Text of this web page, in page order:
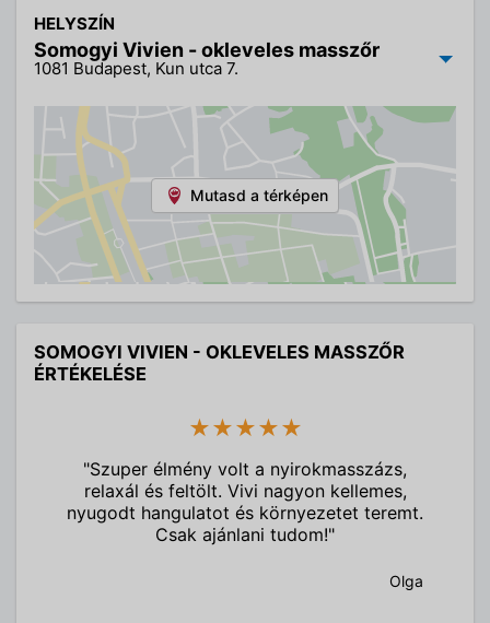
HELYSZÍN
Somogyi Vivien - okleveles masszőr
1081 Budapest, Kun utca 7.
Mutasd a térképen
SOMOGYI VIVIEN - OKLEVELES MASSZŐR
ÉRTÉKELÉSE
★★★★★
"Szuper élmény volt a nyirokmasszázs,
relaxál és feltölt. Vivi nagyon kellemes,
nyugodt hangulatot és környezetet teremt.
Csak ajánlani tudom!"
Olga